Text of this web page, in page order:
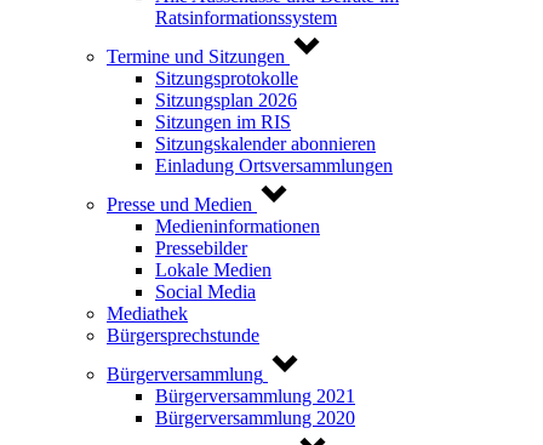
Ratsinformationssystem
Termine und Sitzungen
Sitzungsprotokolle
Sitzungsplan 2026
Sitzungen im RIS
Sitzungskalender abonnieren
Einladung Ortsversammlungen
Presse und Medien
Medieninformationen
Pressebilder
Lokale Medien
Social Media
Mediathek
Bürgersprechstunde
Bürgerversammlung
Bürgerversammlung 2021
Bürgerversammlung 2020